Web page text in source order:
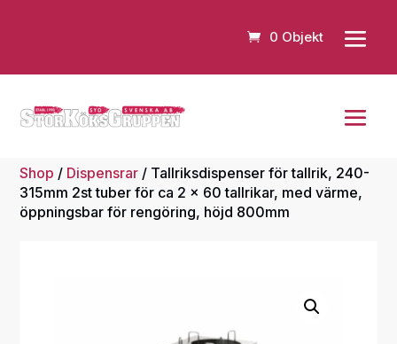
0 Objekt
Shop / Dispensrar / Tallriksdispenser för tallrik, 240-
315mm 2st tuber för ca 2 x 60 tallrikar, med värme,
öppningsbar för rengöring, höjd 800mm